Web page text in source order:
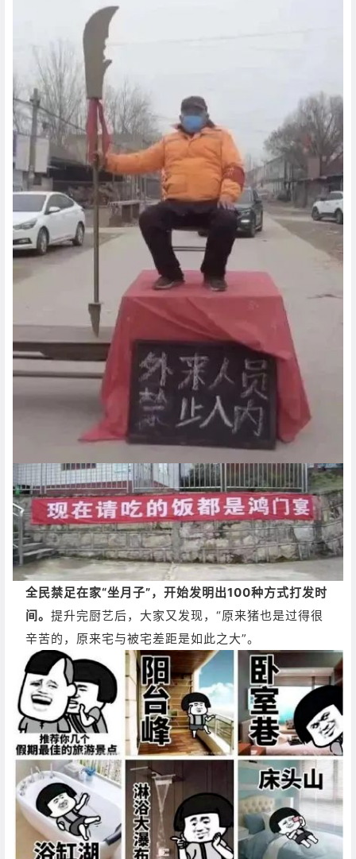
全民禁足在家“坐月子”，开始发明出100种方式打发时
间。 提升完厨艺后，大家又发现，“原来猪也是过得很
辛苦的，原来宅与被宅差距是如此之大”。